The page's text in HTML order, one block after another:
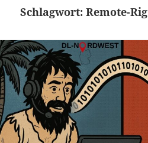
Schlagwort:Remote-Rig